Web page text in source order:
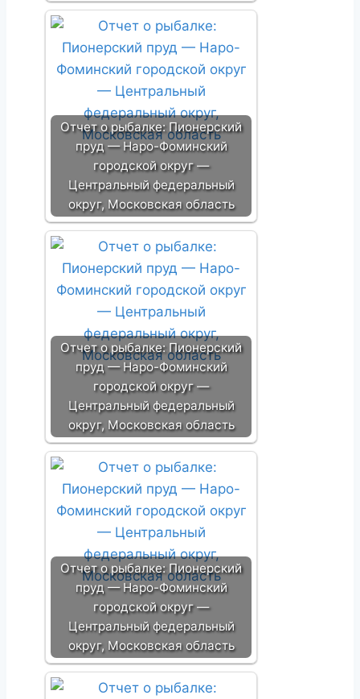
Отчет о рыбалке: Пионерский
пруд — Наро-Фоминский
городской округ —
Центральный федеральный
округ, Московская область
Отчет о рыбалке: Пионерский
пруд — Наро-Фоминский
городской округ —
Центральный федеральный
округ, Московская область
Отчет о рыбалке: Пионерский
пруд — Наро-Фоминский
городской округ —
Центральный федеральный
округ, Московская область